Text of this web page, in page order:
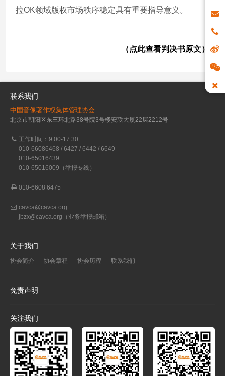
拉OK领域版权市场秩序稳定具有重要指导意义。
（点此查看判决书原文）
联系我们
中国音像著作权集体管理协会
北京市朝阳区东三环北路38号院3号楼安联大厦22层2212号
工作时间：9:00-17:30
010-66086468 / 6427 / 6442 / 6649
010-65016439
010-65016009（举报专线）
010-6608 6475
cavca@cavca.org
jbzx@cavca.org （业务举报邮箱）
关于我们
协会简介 协会章程 协会历程 联系我们
免责声明
关注我们